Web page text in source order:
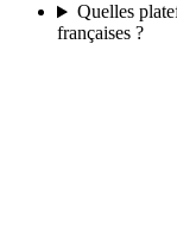
Quelles
françaises ?